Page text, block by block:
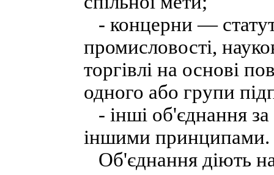
- концерни —
промисловості,
торгівлі на основі
одного або групи
- інші об'єднання
іншими принципами.
Об'єднання діють